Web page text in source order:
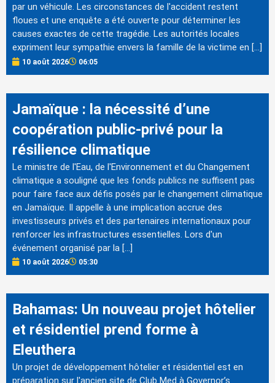
par un véhicule. Les circonstances de l'accident restent
floues et une enquête a été ouverte pour déterminer les
causes exactes de cette tragédie. Les autorités locales
expriment leur sympathie envers la famille de la victime en […]
10 août 2026 06:05
Jamaïque : la nécessité d’une
coopération public-privé pour la
résilience climatique
Le ministre de l'Eau, de l'Environnement et du Changement
climatique a souligné que les fonds publics ne suffisent pas
pour faire face aux défis posés par le changement climatique
en Jamaïque. Il appelle à une implication accrue des
investisseurs privés et des partenaires internationaux pour
renforcer les infrastructures essentielles. Lors d'un
événement organisé par la […]
10 août 2026 05:30
Bahamas: Un nouveau projet hôtelier
et résidentiel prend forme à
Eleuthera
Un projet de développement hôtelier et résidentiel est en
préparation sur l'ancien site de Club Med à Governor’s